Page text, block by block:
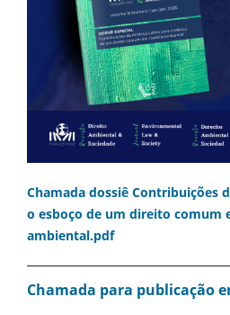
Chamada dossiê Contribuições
o esboço de um direito comum
ambiental.pdf
Chamada para publicação